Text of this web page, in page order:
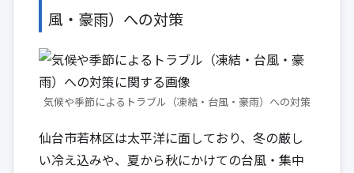
風・豪雨）への対策
気候や季節によるトラブル（凍結・台風・豪雨）への対策
仙台市若林区は太平洋に面しており、冬の厳し
い冷え込みや、夏から秋にかけての台風・集中